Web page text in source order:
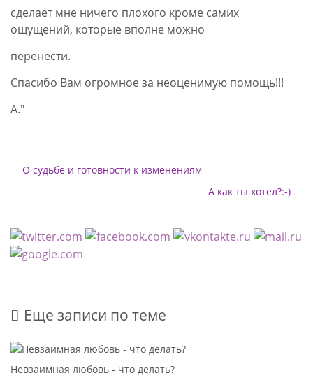
сделает мне ничего плохого кроме самих
ощущений, которые вполне можно
перенести.
Спасибо Вам огромное за неоценимую помощь!!!
А."
О судьбе и готовности к изменениям
А как ты хотел?:-)
Еще записи по теме
Невзаимная любовь - что делать?